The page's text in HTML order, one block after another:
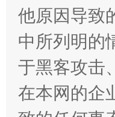
揭批美国五大
他原因导致
中所列明的
于黑客攻击
在本网的企